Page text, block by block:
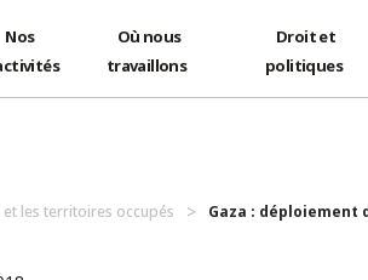
Nos
Où nous
travaillons
Droit et
politiques
les territoires occupés Gaza : déploiement